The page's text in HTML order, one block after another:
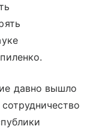
давно вышло